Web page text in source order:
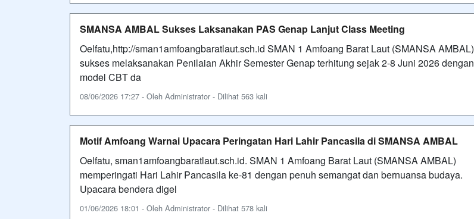
SMANSA AMBAL Sukses Laksanakan PAS Genap Lanjut Class Meeting
Oelfatu,http://sman1amfoangbaratlaut.sch.id SMAN 1 Amfoang Barat Laut (SMANSA AMBAL)
sukses melaksanakan Penilaian Akhir Semester Genap terhitung sejak 2-8 Juni 2026 dengan
model CBT da
08/06/2026 17:27 - Oleh Administrator - Dilihat 563 kali
Motif Amfoang Warnai Upacara Peringatan Hari Lahir Pancasila di SMANSA AMBAL
Oelfatu, sman1amfoangbaratlaut.sch.id. SMAN 1 Amfoang Barat Laut (SMANSA AMBAL)
memperingati Hari Lahir Pancasila ke-81 dengan penuh semangat dan bernuansa budaya.
Upacara bendera digel
01/06/2026 18:01 - Oleh Administrator - Dilihat 578 kali